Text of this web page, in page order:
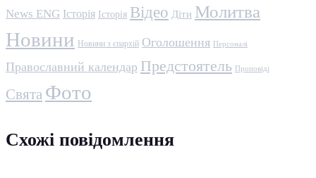
News ENG Історія Історія Відео Діти Молитва
Новини Новини з єпархій Оголошення Персоналі
Православний календар Предстоятель Проповіді
Свята Фото
Схожі повідомлення